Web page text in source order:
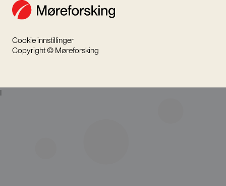
Cookie innstillinger
Copyright © Møreforsking
I